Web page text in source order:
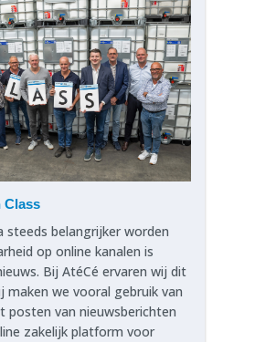
Class
steeds belangrijker worden
op online kanalen is
Bij AtéCé ervaren wij dit
maken we vooral gebruik van
posten van nieuwsberichten
zakelijk platform voor